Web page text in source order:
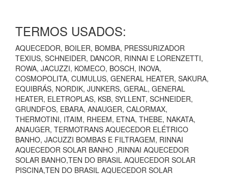
TERMOS USADOS:
AQUECEDOR, BOILER, BOMBA, PRESSURIZADOR
TEXIUS, SCHNEIDER, DANCOR, RINNAI E LORENZETTI,
ROWA, JACUZZI, KOMECO, BOSCH, INOVA,
COSMOPOLITA, CUMULUS, GENERAL HEATER, SAKURA,
EQUIBRÁS, NORDIK, JUNKERS, GERAL, GENERAL
HEATER, ELETROPLAS, KSB, SYLLENT, SCHNEIDER,
GRUNDFOS, EBARA, ANAUGER, CALORMAX,
THERMOTINI, ITAIM, RHEEM, ETNA, THEBE, NAKATA,
ANAUGER, TERMOTRANS AQUECEDOR ELÉTRICO
BANHO, JACUZZI BOMBAS E FILTRAGEM, RINNAI
AQUECEDOR SOLAR BANHO ,RINNAI AQUECEDOR
SOLAR BANHO,TEN DO BRASIL AQUECEDOR SOLAR
PISCINA,TEN DO BRASIL AQUECEDOR SOLAR